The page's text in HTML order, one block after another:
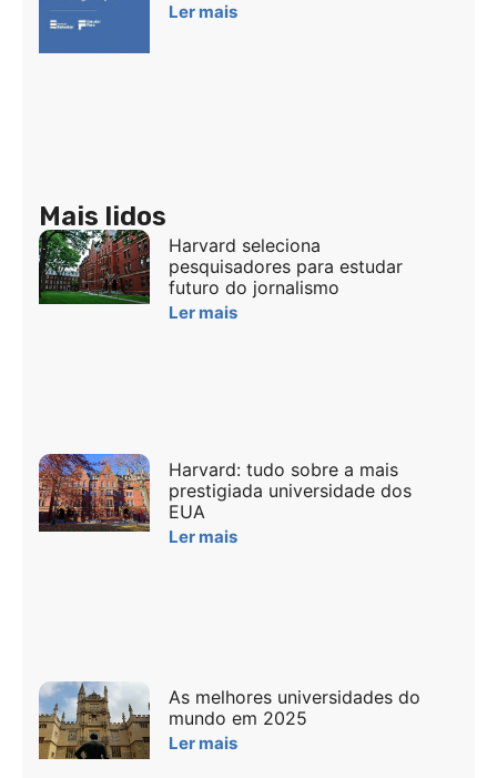
Ler mais
Mais lidos
Harvard seleciona
pesquisadores para estudar
futuro do jornalismo
Ler mais
Harvard: tudo sobre a mais
prestigiada universidade dos
EUA
Ler mais
As melhores universidades do
mundo em 2025
Ler mais